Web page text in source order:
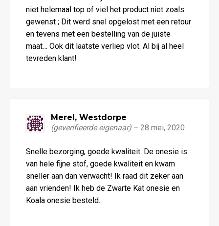
niet helemaal top of viel het product niet zoals
gewenst ; Dit werd snel opgelost met een retour
en tevens met een bestelling van de juiste
maat… Ook dit laatste verliep vlot. Al bij al heel
tevreden klant!
5uit 5
Merel, Westdorpe
(geverifieerde eigenaar) – 28 mei, 2020
Snelle bezorging, goede kwaliteit. De onesie is
van hele fijne stof, goede kwaliteit en kwam
sneller aan dan verwacht! Ik raad dit zeker aan
aan vrienden! Ik heb de Zwarte Kat onesie en
Koala onesie besteld.